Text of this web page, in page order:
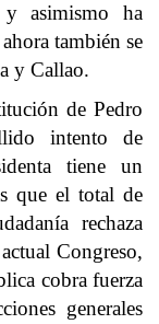
asimismo ha
también se
y Callao.
de Pedro
intento de
tiene un
que el total de
rechaza
Congreso,
cobra fuerza
generales